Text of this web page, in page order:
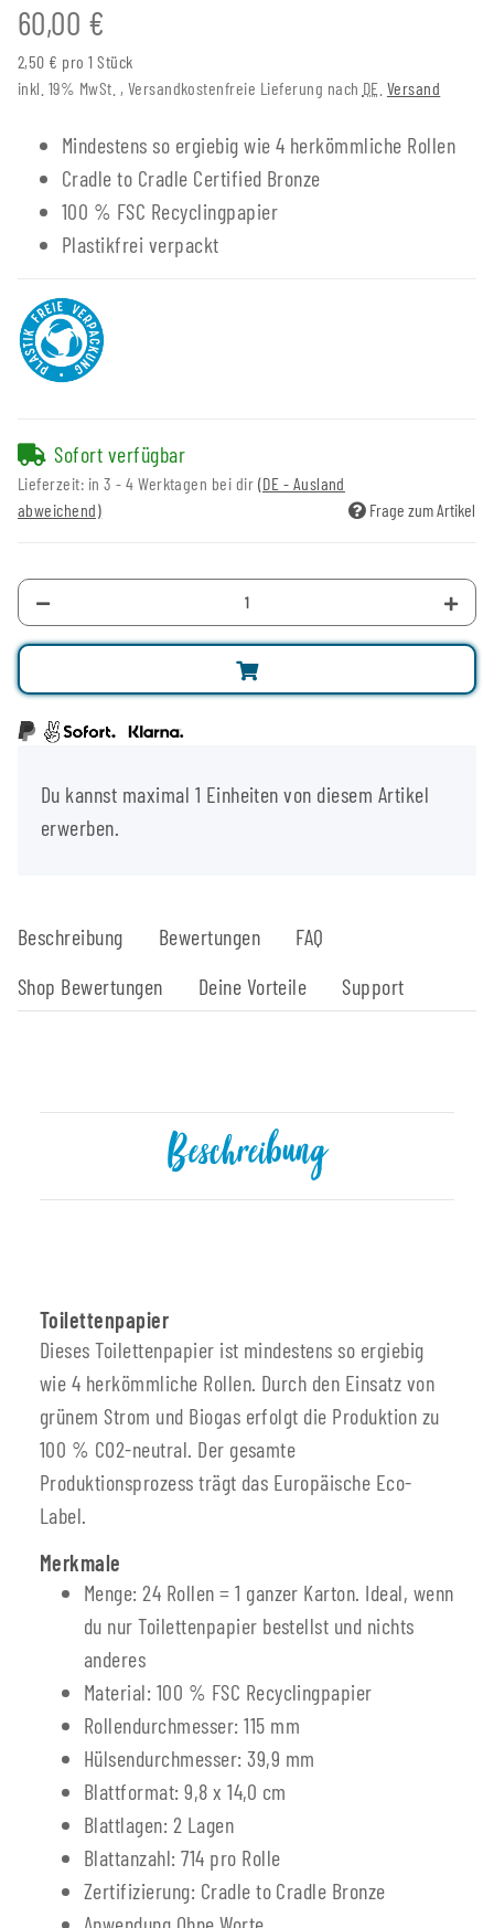
60,00 €
2,50 € pro 1 Stück
inkl. 19% MwSt. , Versandkostenfreie Lieferung nach DE Versand
Mindestens so ergiebig wie 4 herkömmliche Rollen
Cradle to Cradle Certified Bronze
100 % FSC Recyclingpapier
Plastikfrei verpackt
Sofort verfügbar
Lieferzeit: in 3 - 4 Werktagen bei dir (DE - Ausland
abweichend)
Frage zum Artikel
Du kannst maximal 1 Einheiten von diesem Artikel
erwerben.
Beschreibung Bewertungen
FAQ
Shop Bewertungen
Deine Vorteile Support
Beschreibung
Toilettenpapier
Dieses Toilettenpapier ist mindestens so ergiebig
wie 4 herkömmliche Rollen. Durch den Einsatz von
grünem Strom und Biogas erfolgt die Produktion zu
100 % CO2-neutral. Der gesamte
Produktionsprozess trägt das Europäische Eco-
Label.
Merkmale
Menge: 24 Rollen = 1 ganzer Karton. Ideal, wenn
du nur Toilettenpapier bestellst und nichts
anderes
Material: 100 % FSC Recyclingpapier
Rollendurchmesser: 115 mm
Hülsendurchmesser: 39,9 mm
Blattformat: 9,8 x 14,0 cm
Blattlagen: 2 Lagen
Blattanzahl: 714 pro Rolle
Zertifizierung: Cradle to Cradle Bronze